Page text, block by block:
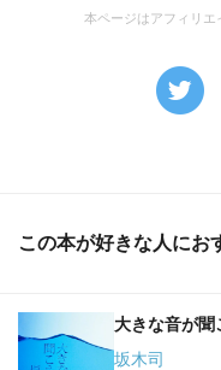
本ページはアフィリエ
この本が好きな人にお
大きな音が聞
坂木司